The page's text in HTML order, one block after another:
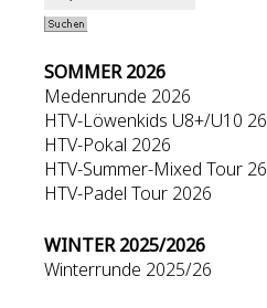
SOMMER 2026
Medenrunde 2026
HTV-Löwenkids U8+/U10 26
HTV-Pokal 2026
HTV-Summer-Mixed Tour 26
HTV-Padel Tour 2026
WINTER 2025/2026
Winterrunde 2025/26